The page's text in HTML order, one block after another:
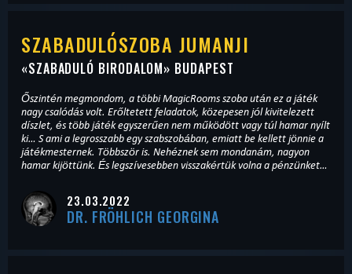
SZABADULÓSZOBA JUMANJI
«SZABADULÓ BIRODALOM» BUDAPEST
Őszintén megmondom, a többi MagicRooms szoba után ez a játék
nagy csalódás volt. Erőltetett feladatok, közepesen jól kivitelezett
díszlet, és több játék egyszerűen nem működött vagy túl hamar nyílt
ki… S ami a legrosszabb egy szabszobában, emiatt be kellett jönnie a
játékmesternek. Többször is. Nehéznek sem mondanám, nagyon
hamar kijöttünk. És legszívesebben visszakértük volna a pénzünket…
23.03.2022
DR. FRÖHLICH GEORGINA